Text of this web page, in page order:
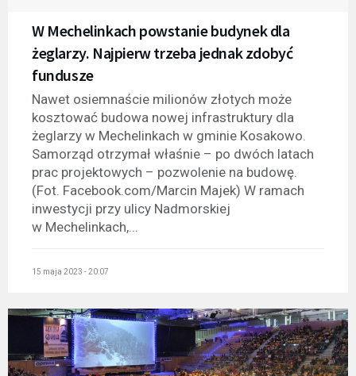
W Mechelinkach powstanie budynek dla
żeglarzy. Najpierw trzeba jednak zdobyć
fundusze
Nawet osiemnaście milionów złotych może
kosztować budowa nowej infrastruktury dla
żeglarzy w Mechelinkach w gminie Kosakowo.
Samorząd otrzymał właśnie – po dwóch latach
prac projektowych – pozwolenie na budowę.
(Fot. Facebook.com/Marcin Majek) W ramach
inwestycji przy ulicy Nadmorskiej
w Mechelinkach,...
15 maja 2023 - 20:07